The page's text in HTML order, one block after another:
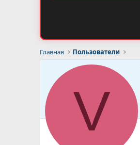
Главная Пользователи
V